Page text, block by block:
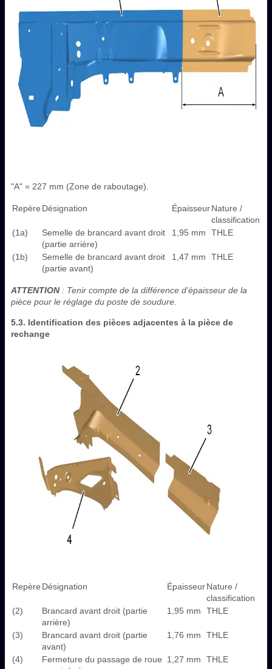
"A" = 227 mm (Zone de raboutage).
Repère Désignation ÉpaisseurNature /
classification
(1a)
Semelle de brancard avant droit
(partie arrière)
1,95 mm THLE
(1b)
Semelle de brancard avant droit
(partie avant)
1,47 mm THLE
ATTENTION: Tenir compte de la différence d’épaisseur de la
pièce pour le réglage du poste de soudure.
5.3. Identification des pièces adjacentes à la pièce de
rechange
Repère Désignation ÉpaisseurNature /
classification
(2)
Brancard avant droit (partie
arrière)
1,95 mm THLE
(3)
Brancard avant droit (partie
avant)
1,76 mm THLE
(4)
Fermeture du passage de roue
1,27 mm THLE